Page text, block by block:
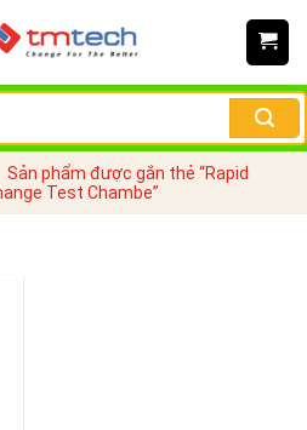
Sản phẩm được gắn thẻ “Rapid
Test Chambe”